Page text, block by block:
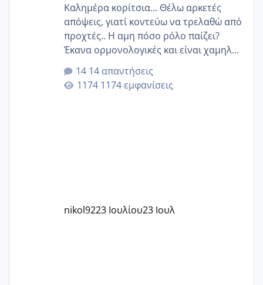
Καλημέρα κορίτσια... Θέλω αρκετές
απόψεις, γιατί κοντεύω να τρελαθώ από
προχτές.. Η αμη πόσο ρόλο παίζει?
Έκανα ορμονολογικές και είναι χαμηλή
για την ηλικία μου.. Είχα ήδη μια
εγκυμοσύνη, που έπρεπε να τερματιστεί
στην 27η εβδομάδα και προσπαθώ 7
14 απαντήσεις
1174 εμφανίσεις
nikol9223 Ιουλίου23 Ιουλ